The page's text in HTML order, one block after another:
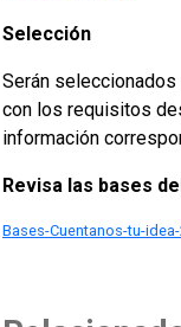
Selección
Serán seleccionados
con los requisitos
información
Revisa las bases
Bases-Cuentanos-tu-